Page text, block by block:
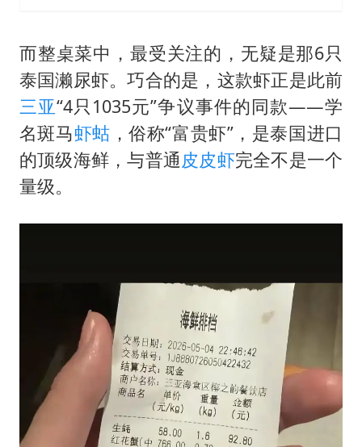
而整桌菜中，最受关注的，无疑是那6只
泰国濑尿虾。巧合的是，这款虾正是此前
三亚“4只1035元”争议事件的同款——学
名斑马虾蛄 ，俗称“富贵虾”，是泰国进口
的顶级海鲜，与普通皮皮虾完全不是一个
量级。